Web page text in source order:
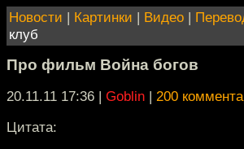
Новости | Картинки | Видео |
клуб
Про фильм Война богов
20.11.11 17:36 | Goblin | 200
Цитата: